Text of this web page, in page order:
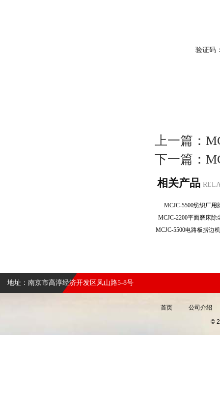
验证码
上一篇：
下一篇：
相关产品
MCJC-5500纺织厂
MCJC-2200平面磨床
地址：南京市高淳经济开发区凤山路5-8号
首页 公司介绍
©